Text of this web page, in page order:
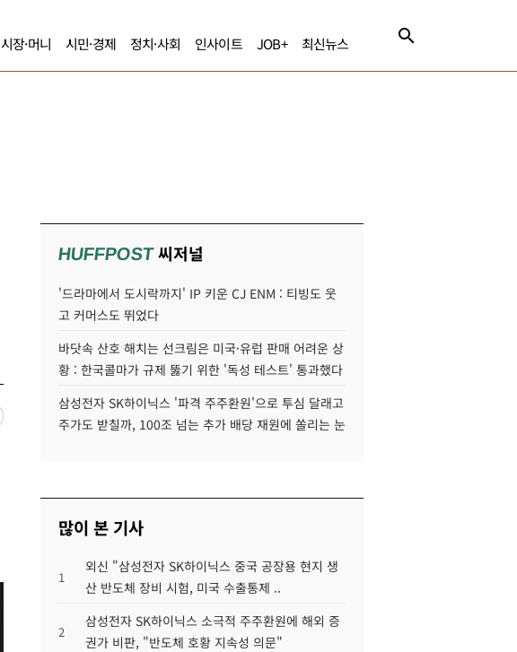
시장·머니 시민·경제 정치·사회 인사이트 JOB+ 최신뉴스
HUFFPOST씨저널
'드라마에서 도시락까지' IP 키운 CJ ENM : 티빙도 웃
고 커머스도 뛰었다
바닷속 산호 해치는 선크림은 미국·유럽 판매 어려운 상
황 : 한국콜마가 규제 뚫기 위한 '독성 테스트' 통과했다
삼성전자 SK하이닉스 '파격 주주환원'으로 투심 달래고
주가도 받칠까, 100조 넘는 추가 배당 재원에 쏠리는 눈
많이 본 기사
1
외신 "삼성전자 SK하이닉스 중국 공장용 현지 생
산 반도체 장비 시험, 미국 수출통제 ..
2
삼성전자 SK하이닉스 소극적 주주환원에 해외 증
권가 비판, "반도체 호황 지속성 의문"